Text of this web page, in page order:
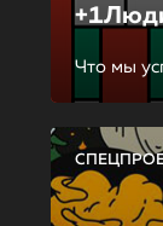
Что мы